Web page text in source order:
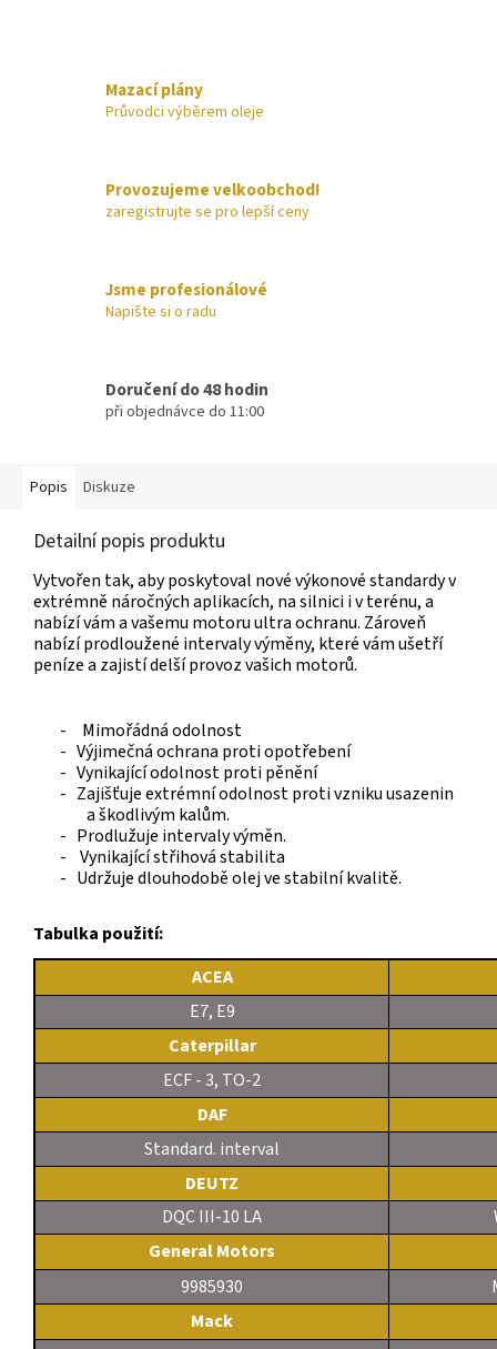
Mazací plány
Průvodci výběrem oleje
Provozujeme velkoobchod!
zaregistrujte se pro lepší ceny
Jsme profesionálové
Napište si o radu
Doručení do 48 hodin
při objednávce do 11:00
Popis Diskuze
Detailní popis produktu
Vytvořen tak, aby poskytoval nové výkonové standardy v
extrémně náročných aplikacích, na silnici i v terénu, a
nabízí vám a vašemu motoru ultra ochranu. Zároveň
nabízí prodloužené intervaly výměny, které vám ušetří
peníze a zajistí delší provoz vašich motorů.
-
Mimořádná odolnost
- Výjimečná ochrana proti opotřebení
- Vynikající odolnost proti pěnění
- Zajišťuje extrémní odolnost proti vzniku usazenin
a škodlivým kalům.
- Prodlužuje intervaly výměn.
- Vynikající střihová stabilita
- Udržuje dlouhodobě olej ve stabilní kvalitě.
Tabulka použití:
ACEA
E7, E9
Caterpillar
ECF - 3, TO-2
DAF
Standard. interval
DEUTZ
DQC III-10 LA
General Motors
9985930
Mack